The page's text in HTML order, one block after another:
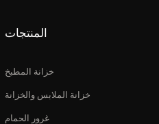
المنتجات
خزانة المطبخ
خزانة الملابس والخزانة
غرور الحمام